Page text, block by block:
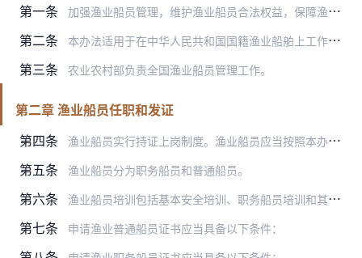
第一条
加强渔业船员管理，维护渔业船员合法权益，保障渔业船舶及船上人员的生命财产安全，根据《中华人民共和国船员条例》，制定本办法。
第二条 本办法适用于在中华人民共和国国籍渔业船舶上工作的渔业船员的管理。
第三条 农业农村部负责全国渔业船员管理工作。
第二章 渔业船员任职和发证
第四条
渔业船员实行持证上岗制度。渔业船员应当按照本办法的规定接受培训，经考试或考核合格、取得相应的渔业船员证书后，方可在渔业船舶上工作。
第五条 渔业船员分为职务船员和普通船员。
第六条 渔业船员培训包括基本安全培训、职务船员培训和其他培训。
第七条 申请渔业普通船员证书应当具备以下条件：